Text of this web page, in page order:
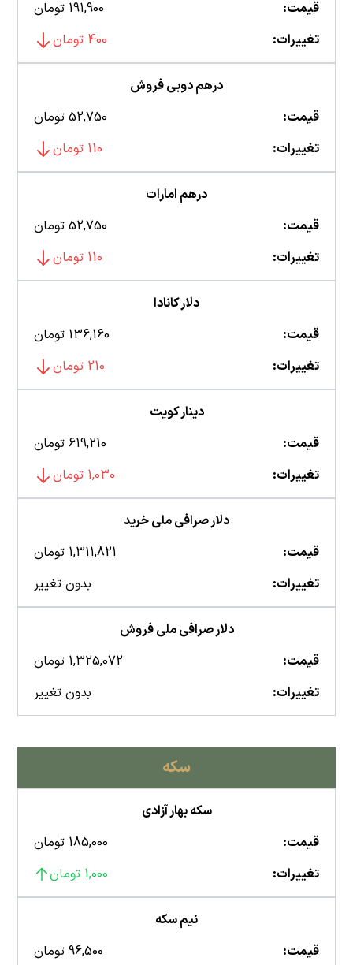
قیمت:
191,900 تومان
تغییرات:
400 تومان
درهم دوبی فروش
قیمت:
52,750 تومان
تغییرات:
110 تومان
درهم امارات
قیمت:
52,750 تومان
تغییرات:
110 تومان
دلار کانادا
قیمت:
136,160 تومان
تغییرات:
210 تومان
دینار کویت
قیمت:
619,210 تومان
تغییرات:
1,030 تومان
دلار صرافی ملی خرید
قیمت:
1,311,821 تومان
تغییرات:
بدون تغییر
دلار صرافی ملی فروش
قیمت:
1,325,072 تومان
تغییرات:
بدون تغییر
سکه
سکه بهار آزادی
قیمت:
185,000 تومان
تغییرات:
1,000 تومان
نیم سکه
قیمت:
96,500 تومان